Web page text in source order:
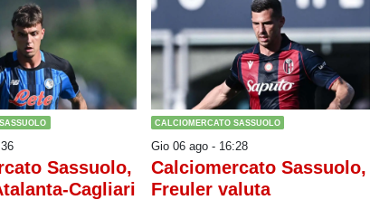
Sassuolo,
Cagliari
CALCIOMERCATO SASSUOLO
Gio 06 ago - 16:28
Calciomercato Sassuolo,
Freuler valuta